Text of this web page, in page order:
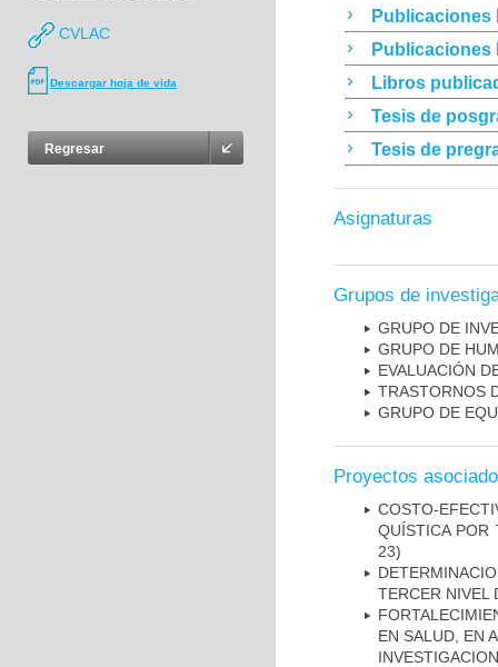
CVLAC
Descargar hoja de vida
Regresar
Publicaciones
Publicaciones
Libros
Tesis de
Tesis de
Asignaturas
Grupos de
GRUPO DE
GRUPO DE
EVALUACIÓN
TRASTORNOS
GRUPO DE
Proyectos
COSTO-
QUÍSTICA POR
23)
TERCER NIVEL
EN SALUD, EN